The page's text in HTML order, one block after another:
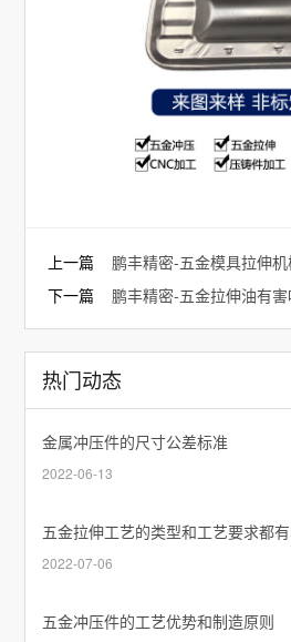
上一篇鹏丰精密-五金模具拉伸
下一篇鹏丰精密-五金拉伸油有害
热门动态
金属冲压件的尺寸公差标准
2022-06-13
五金拉伸工艺的类型和工艺要求都有
2022-07-06
五金冲压件的工艺优势和制造原则